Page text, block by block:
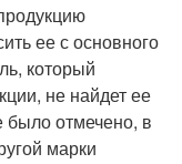
ее с основного
который
не найдет ее
было отмечено, в
марки